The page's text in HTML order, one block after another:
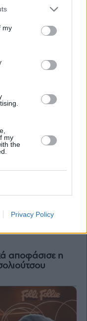
my
my
the
Privacy Policy
την οικογένεια
αποφάσισε η